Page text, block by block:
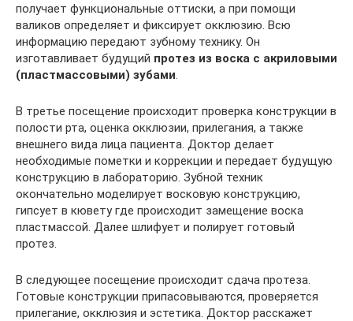
получает функциональные оттиски, а при помощи
валиков определяет и фиксирует окклюзию. Всю
информацию передают зубному технику. Он
изготавливает будущий протез из воска с акриловыми
(пластмассовыми) зубами
В третье посещение происходит проверка конструкции в
полости рта, оценка окклюзии, прилегания, а также
внешнего вида лица пациента. Доктор делает
необходимые пометки и коррекции и передает будущую
конструкцию в лабораторию. Зубной техник
окончательно моделирует восковую конструкцию,
гипсует в кювету где происходит замещение воска
пластмассой. Далее шлифует и полирует готовый
протез.
В следующее посещение происходит сдача протеза.
Готовые конструкции припасовываются, проверяется
прилегание, окклюзия и эстетика. Доктор расскажет